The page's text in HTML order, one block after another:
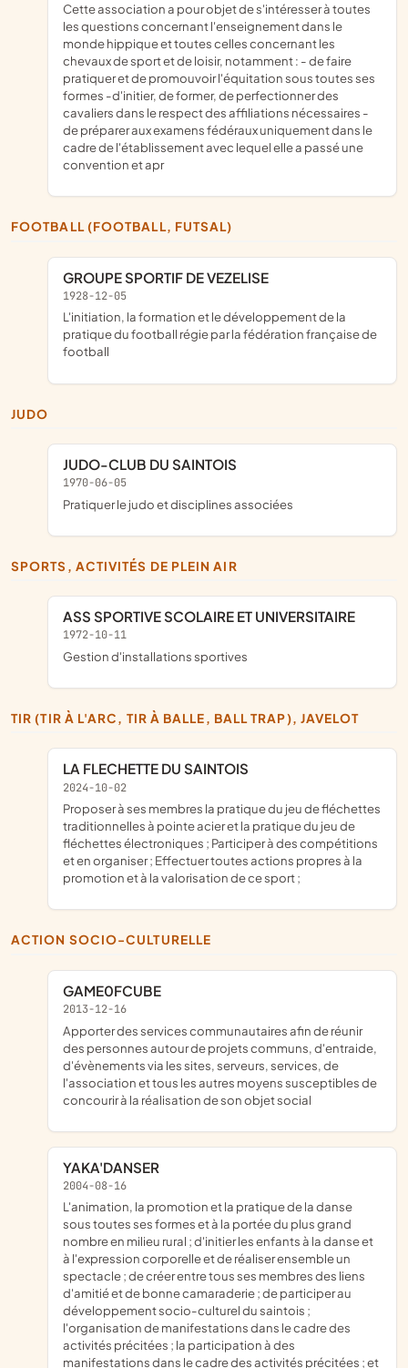
cette association a pour objet de s'intéresser à toutes
les questions concernant l'enseignement dans le
monde hippique et toutes celles concernant les
chevaux de sport et de loisir, notamment : - de faire
pratiquer et de promouvoir l'équitation sous toutes ses
formes -d'initier, de former, de perfectionner des
cavaliers dans le respect des affiliations nécessaires -
de préparer aux examens fédéraux uniquement dans le
cadre de l'établissement avec lequel elle a passé une
convention et apr
FOOTBALL (FOOTBALL, FUTSAL)
GROUPE SPORTIF DE VEZELISE
1928-12-05
l'initiation, la formation et le développement de la
pratique du football régie par la fédération française de
football
JUDO
JUDO-CLUB DU SAINTOIS
1970-06-05
pratiquer le judo et disciplines associées
SPORTS, ACTIVITÉS DE PLEIN AIR
ASS SPORTIVE SCOLAIRE ET UNIVERSITAIRE
1972-10-11
Gestion d'installations sportives
TIR (TIR À L'ARC, TIR À BALLE, BALL TRAP), JAVELOT
LA FLECHETTE DU SAINTOIS
2024-10-02
proposer à ses membres la pratique du jeu de fléchettes
traditionnelles à pointe acier et la pratique du jeu de
fléchettes électroniques ; Participer à des compétitions
et en organiser ; Effectuer toutes actions propres à la
promotion et à la valorisation de ce sport ;
ACTION SOCIO-CULTURELLE
GAME0FCUBE
2013-12-16
apporter des services communautaires afin de réunir
des personnes autour de projets communs, d'entraide,
d'évènements via les sites, serveurs, services, de
l'association et tous les autres moyens susceptibles de
concourir à la réalisation de son objet social
YAKA'DANSER
2004-08-16
l'animation, la promotion et la pratique de la danse
sous toutes ses formes et à la portée du plus grand
nombre en milieu rural ; d'initier les enfants à la danse et
à l'expression corporelle et de réaliser ensemble un
spectacle ; de créer entre tous ses membres des liens
d'amitié et de bonne camaraderie ; de participer au
développement socio-culturel du saintois ;
l'organisation de manifestations dans le cadre des
activités précitées ; la participation à des
manifestations dans le cadre des activités précitées ; et